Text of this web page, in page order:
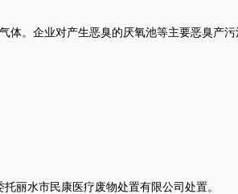
。企业对产生恶臭的厌氧池等主要恶臭产
丽水市民康医疗废物处置有限公司处置。